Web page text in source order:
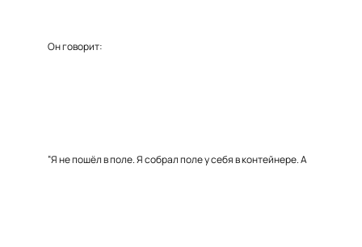
Он говорит:
“Я не пошёл в поле. Я собрал поле у себя в контейнере. А